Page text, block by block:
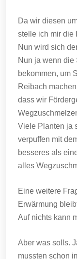
Da wir diesen
stelle ich mir die
Nun wird sich
Nun ja wenn die
bekommen, um
Reibach
dass wir
Viele Planten ja
verpuffen mit
besseres als
alles
Eine weitere
Erwärmung
Auf nichts kann
Aber was solls.
mussten schon